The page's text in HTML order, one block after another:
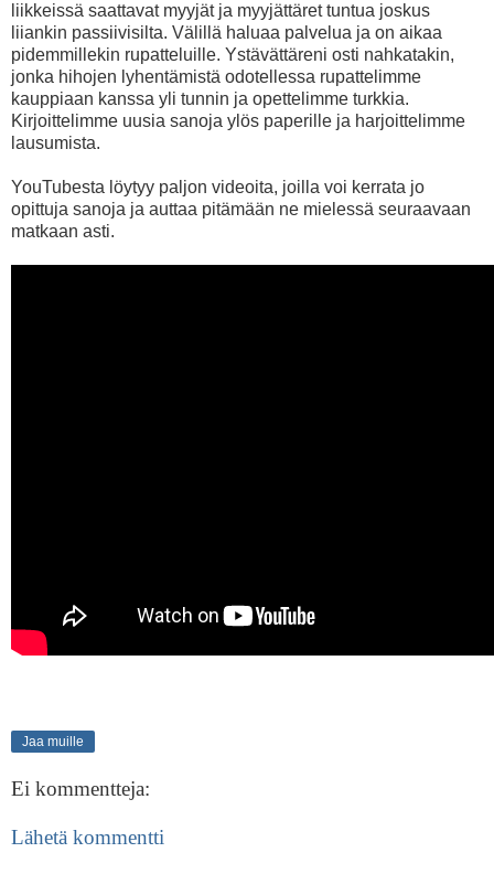
liikkeissä saattavat myyjät ja myyjättäret tuntua joskus
liiankin passiivisilta. Välillä haluaa palvelua ja on aikaa
pidemmillekin rupatteluille. Ystävättäreni osti nahkatakin,
jonka hihojen lyhentämistä odotellessa rupattelimme
kauppiaan kanssa yli tunnin ja opettelimme turkkia.
Kirjoittelimme uusia sanoja ylös paperille ja harjoittelimme
lausumista.
YouTubesta löytyy paljon videoita, joilla voi kerrata jo
opittuja sanoja ja auttaa pitämään ne mielessä seuraavaan
matkaan asti.
Jaa muille
Ei kommentteja:
Lähetä kommentti